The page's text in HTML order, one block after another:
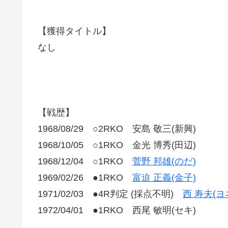
【獲得タイトル】
なし
【戦歴】
1968/08/29 ○2RKO 安島 敬三(新興)
1968/10/05 ○1RKO 金光 博秀(田辺)
1968/12/04 ○1RKO 菅野 邦雄(のだ)
1969/02/26 ●1RKO 富迫 正義(金子)
1971/02/03 ●4R判定 (採点不明) 西 寿夫(ヨ
1972/04/01 ●1RKO 西尾 敏明(セキ)